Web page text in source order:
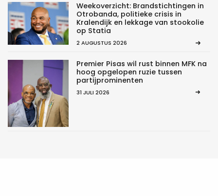
Weekoverzicht: Brandstichtingen in
Otrobanda, politieke crisis in
Kralendijk en lekkage van stookolie
op Statia
2 AUGUSTUS 2026
Premier Pisas wil rust binnen MFK na
hoog opgelopen ruzie tussen
partijprominenten
31 JULI 2026